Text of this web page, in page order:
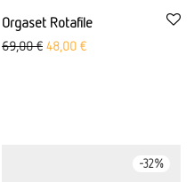
。
Orgaset Rotafile
69,00€ 原价：69,00 欧元
48,00 €当前价格为：48,00
-32%